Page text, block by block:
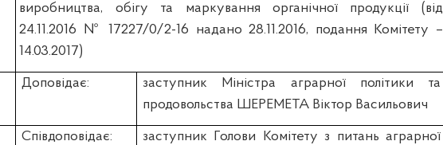
виробництва, обігу та маркування органічної продукції (вiд
24.11.2016 № 17227/0/2-16 надано 28.11.2016, подання Комітету –
14.03.2017)
Доповідає:
заступник Міністра аграрної політики та
продовольства ШЕРЕМЕТА Віктор Васильович
Співдоповідає:
заступник Голови Комітету з питань аграрної